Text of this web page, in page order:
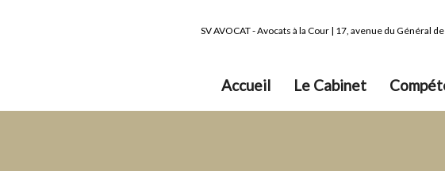
SV AVOCAT - Avocats à la Cour | 17, avenue du Général
Accueil Le Cabinet